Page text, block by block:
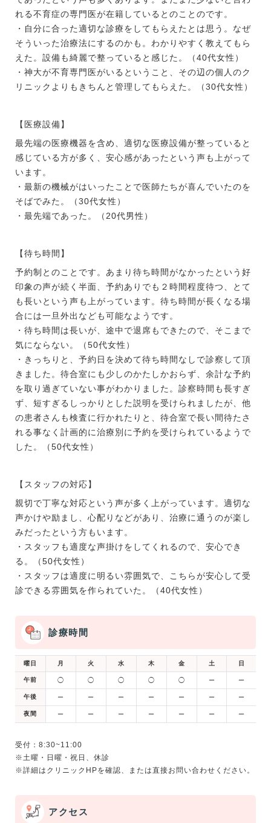
れる不育症の専門医が在籍しているとのことのです。
・自分に合った適切な診療をしてもらえたとは思う。なぜ
そういった治療法にするのかも。わかりやすく教えてもら
えた。設備も綺麗で整っていると感じた。（40代女性）
・神大が不育専門医がいるということ、その辺の個人のク
リニックよりもきちんと管理してもらえた。（30代女性）
【医療設備】
最先端の医療機器を含め、適切な医療設備が整っていると
感じている方が多く、安心感があったという声も上がって
います。
・最新の機械がはいったことで医師たちが喜んでいたのを
そばでみた。（30代女性）
・最先端であった。（20代男性）
【待ち時間】
予約制とのことです。あまり待ち時間がなかったという好
印象の声が続く半面、予約ありでも２時間程度待つ、とて
も長いという声も上がっています。待ち時間が長くなる場
合には一旦外出なども可能なようです。
・待ち時間は長いが、途中で退席もできたので、そこまで
気にならない。（50代女性）
・きっちりと、予約日を決めて待ち時間なしで診察して頂
きました。待合室にも少しのかたしかおらず、余計な予約
を取り過ぎていない事がわかりました。診察時間も長すぎ
ず、短すぎるしっかりとした説明を受けられましたが、他
の患者さんも検査に行かれたりと、待合室で長い間待たさ
れる事なく計画的に治療別に予約を受けられているようで
した。（50代女性）
【スタッフの対応】
親切で丁寧な対応という声が多く上がっています。適切な
声かけや励まし、心配りなどがあり、治療に通うのが楽し
みだったという方もいます。
・スタッフも適度な声掛けをしてくれるので、安心でき
る。（50代女性）
・スタッフは適度に明るい雰囲気で、こちらが安心して受
診できる雰囲気を作られていた。（40代女性）
診療時間
曜日 月 火 水 木 金 土 日
午前 ◯ ◯ ◯ ◯ ◯ ー ー
午後 ー ー ー ー ー ー ー
夜間 ー ー ー ー ー ー ー
受付：8:30~11:00
※土曜・日曜・祝日、休診
アクセス